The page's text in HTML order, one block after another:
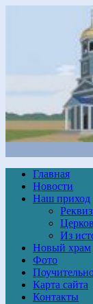
Главная
Новости
Наш приход
Из
Новый храм
Фото
Карта сайта
Контакты